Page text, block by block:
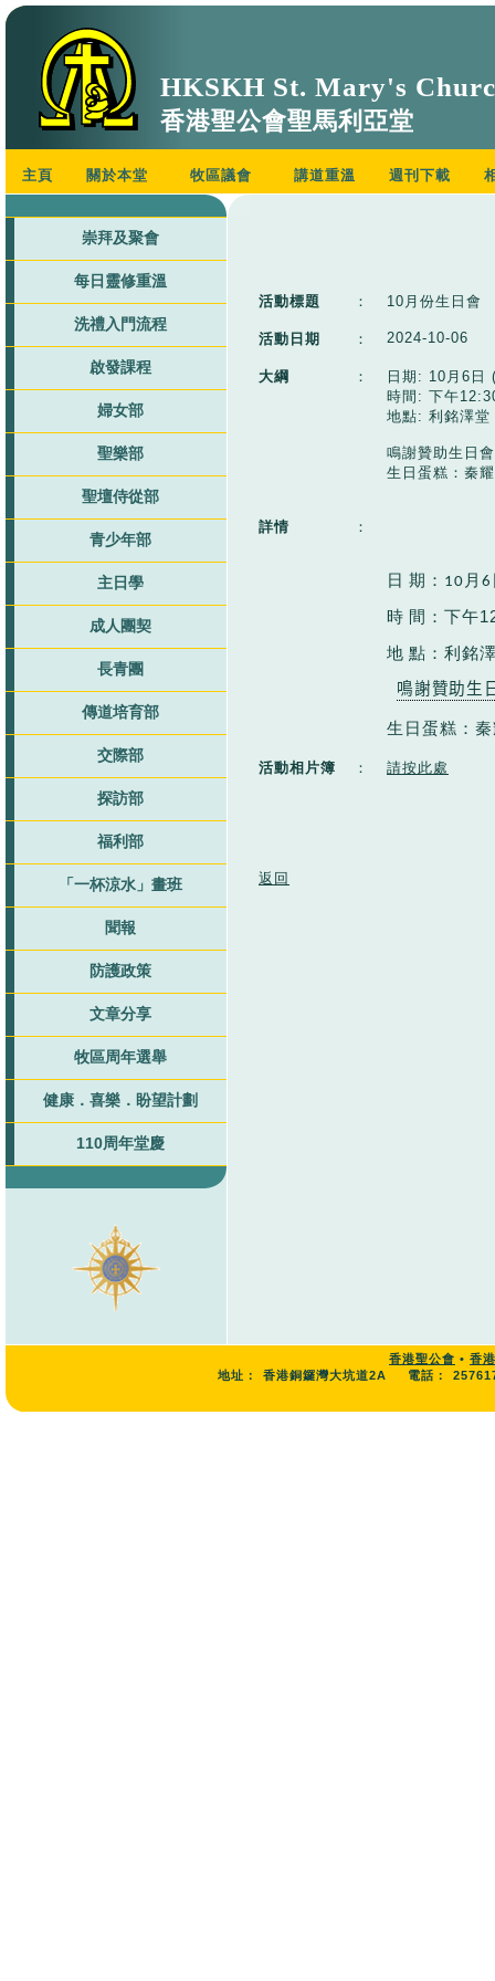
HKSKH St. Mary's
香港聖公會聖馬利亞堂
主頁 關於本堂 牧區議會 講道重溫 週刊下載
崇拜及聚會
每日靈修重溫
洗禮入門流程
啟發課程
婦女部
聖樂部
聖壇侍從部
青少年部
主日學
成人團契
長青團
傳道培育部
交際部
探訪部
福利部
「一杯涼水」畫班
聞報
防護政策
文章分享
牧區周年選舉
健康．喜樂．盼望計劃
110周年堂慶
活動標題 ： 10月份生日會
活動日期 ： 2024-10-06
大綱 ：
日期: 10月6日
時間: 下午
地點: 利銘澤堂
鳴謝贊助生日
生日蛋糕：秦
詳情 ：
日 期： 10 月 6
時 間： 下午
地 點：利銘
鳴謝贊助生
生日蛋糕：
活動相片簿 ： 請按此處
返回
香港聖公會 • 香
地址：
香港銅鑼灣大坑道2A 電話：